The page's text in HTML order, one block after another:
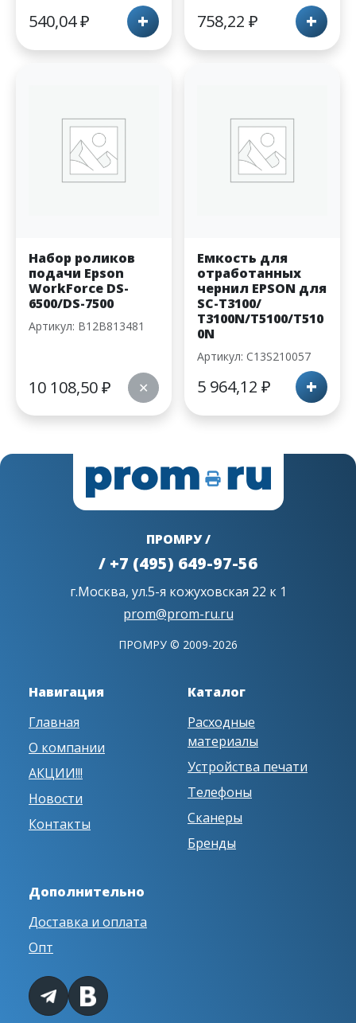
540,04₽ + 758,22 ₽ +
Набор роликов
подачи Epson
WorkForce DS-
6500/DS-7500
Артикул: B12B813481
10 108,50₽ ✕
Емкость для
отработанных
чернил EPSON для
SC-T3100/
T3100N/T5100/T510
0N
Артикул: C13S210057
5 964,12 ₽ +
ПРОМРУ /
/ +7 (495) 649-97-56
г.Москва, ул.5-я кожуховская 22 к 1
prom@prom-ru.ru
ПРОМРУ © 2009-2026
Навигация
Главная
О компании
АКЦИИ!!!
Новости
Контакты
Каталог
Расходные
материалы
Устройства печати
Телефоны
Сканеры
Бренды
Дополнительно
Доставка и оплата
Опт